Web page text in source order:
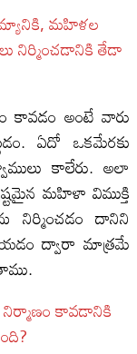
మహిళల
నిర్మించడానికి తేడా
అంటే వారు
ఏదో ఒకమేరకు
కాలేరు. అలా
మహిళా విముక్తి
నిర్మించడం దానిని
ద్వారా మాత్రమే
కావడానికి